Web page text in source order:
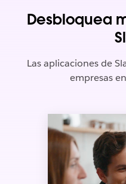
Desbloquea
Las aplicaciones de
empresas